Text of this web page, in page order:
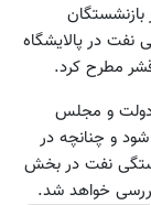
در پالایشگاه
قشر مطرح کرد.
دولت و مجلس
و چنانچه در
نفت در بخش
خواهد شد.